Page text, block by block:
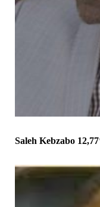
Saleh Kebzabo